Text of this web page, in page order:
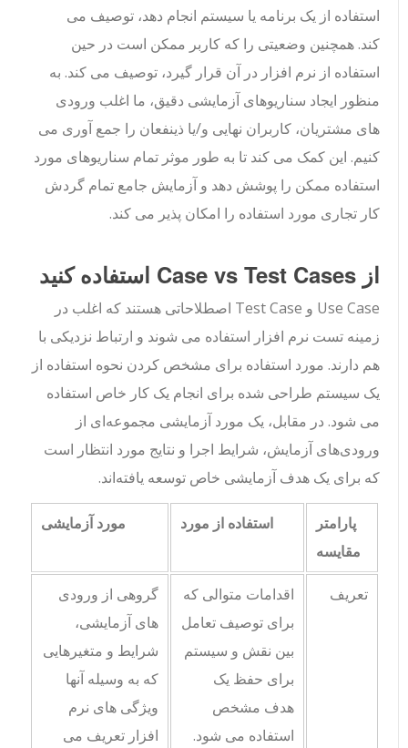
استفاده از یک برنامه یا سیستم انجام دهد، توصیف می
کند. همچنین وضعیتی را که کاربر ممکن است در حین
استفاده از نرم افزار در آن قرار گیرد، توصیف می کند. به
منظور ایجاد سناریوهای آزمایشی دقیق، ما اغلب ورودی
های مشتریان، کاربران نهایی و/یا ذینفعان را جمع آوری می
کنیم. این کمک می کند تا به طور موثر تمام سناریوهای مورد
استفاده ممکن را پوشش دهد و آزمایش جامع تمام گردش
کار تجاری مورد استفاده را امکان پذیر می کند.
از Case vs Test Cases استفاده کنید
Use Case و Test Case اصطلاحاتی هستند که اغلب در
زمینه تست نرم افزار استفاده می شوند و ارتباط نزدیکی با
هم دارند. مورد استفاده برای مشخص کردن نحوه استفاده از
یک سیستم طراحی شده برای انجام یک کار خاص استفاده
می شود. در مقابل، یک مورد آزمایشی مجموعه‌ای از
ورودی‌های آزمایش، شرایط اجرا و نتایج مورد انتظار است
که برای یک هدف آزمایشی خاص توسعه یافته‌اند.
پارامتر
مقایسه
استفاده از مورد مورد آزمایشی
تعریف
اقدامات متوالی که
برای توصیف تعامل
بین نقش و سیستم
برای حفظ یک
هدف مشخص
استفاده می شود.
گروهی از ورودی
های آزمایشی،
شرایط و متغیرهایی
که به وسیله آنها
ویژگی های نرم
افزار تعریف می